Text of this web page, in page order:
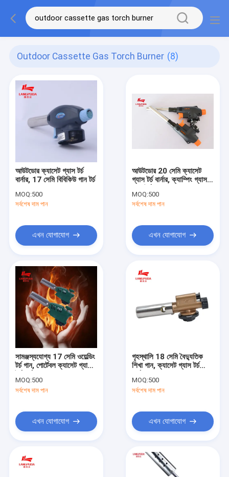
Outdoor Cassette Gas Torch Burner (8)
আউটডোর ক্যাসেট গ্যাস টর্চ
বার্নার, 17 সেমি বিবিকিউ গান টর্চ
MOQ:500
সর্বশেষ দাম পান
এখন যোগাযোগ
আউটডোর 20 সেমি ক্যাসেট
গ্যাস টর্চ বার্নার, ক্যাম্পিং গ্যাস
MOQ:500
সর্বশেষ দাম পান
এখন যোগাযোগ
সামঞ্জস্যযোগ্য 17 সেমি ওয়েল্ডিং
টর্চ গান, পোর্টেবল ক্যাসেট গ্যাস
MOQ:500
সর্বশেষ দাম পান
এখন যোগাযোগ
গৃহস্থালি 18 সেমি বৈদ্যুতিক
শিখা গান, ক্যাসেট গ্যাস টর্চ
MOQ:500
সর্বশেষ দাম পান
এখন যোগাযোগ